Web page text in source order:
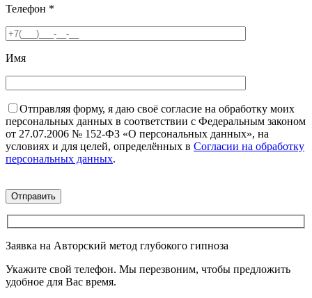
Телефон *
Имя
Отправляя форму, я даю своё согласие на обработку моих
персональных данных в соответствии с Федеральным законом
от 27.07.2006 № 152-ФЗ «О персональных данных», на
условиях и для целей, определённых в Согласии на обработку
персональных данных.
Заявка на Авторский метод глубокого гипноза
Укажите свой телефон. Мы перезвоним, чтобы предложить
удобное для Вас время.